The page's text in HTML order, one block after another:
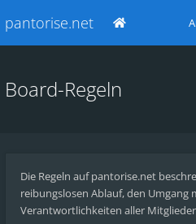
pantorise.net
Board-Regeln
Die Regeln auf pantorise.net
reibungslosen Ablauf, den Umgang
Verantwortlichkeiten aller